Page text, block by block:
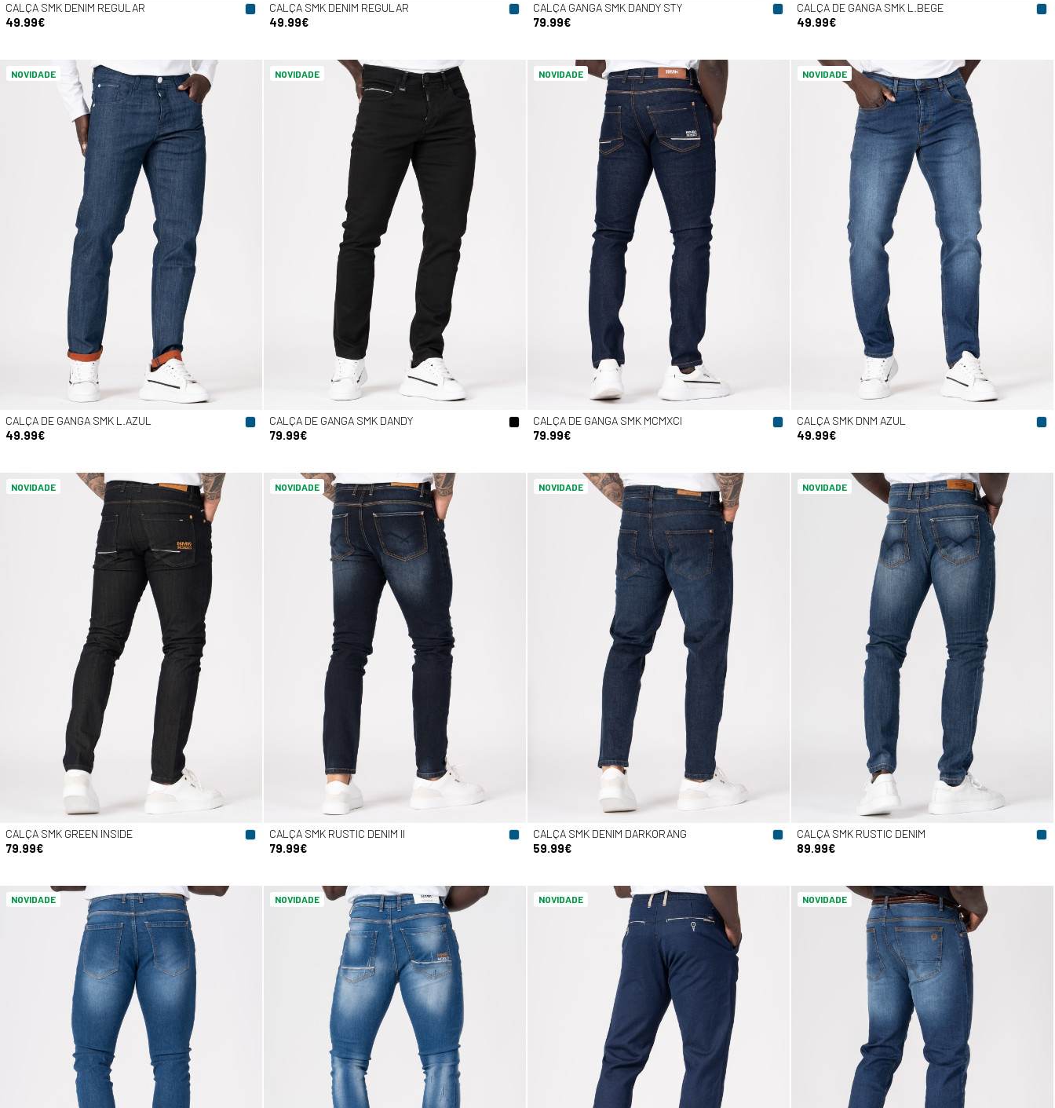
CALÇA SMK DENIM REGULAR
49.99€
CALÇA SMK DENIM REGULAR
49.99€
CALÇA GANGA SMK DANDY STY
79.99€
CALÇA DE GANGA SMK L.BEGE
49.99€
NOVIDADE
CALÇA DE GANGA SMK L.AZUL
49.99€
NOVIDADE
CALÇA DE GANGA SMK DANDY
79.99€
NOVIDADE
CALÇA DE GANGA SMK MCMXCI
79.99€
NOVIDADE
CALÇA SMK DNM AZUL
49.99€
NOVIDADE
CALÇA SMK GREEN INSIDE
79.99€
NOVIDADE
CALÇA SMK RUSTIC DENIM II
79.99€
NOVIDADE
CALÇA SMK DENIM DARKORANG
59.99€
NOVIDADE
CALÇA SMK RUSTIC DENIM
89.99€
NOVIDADE NOVIDADE NOVIDADE NOVIDADE